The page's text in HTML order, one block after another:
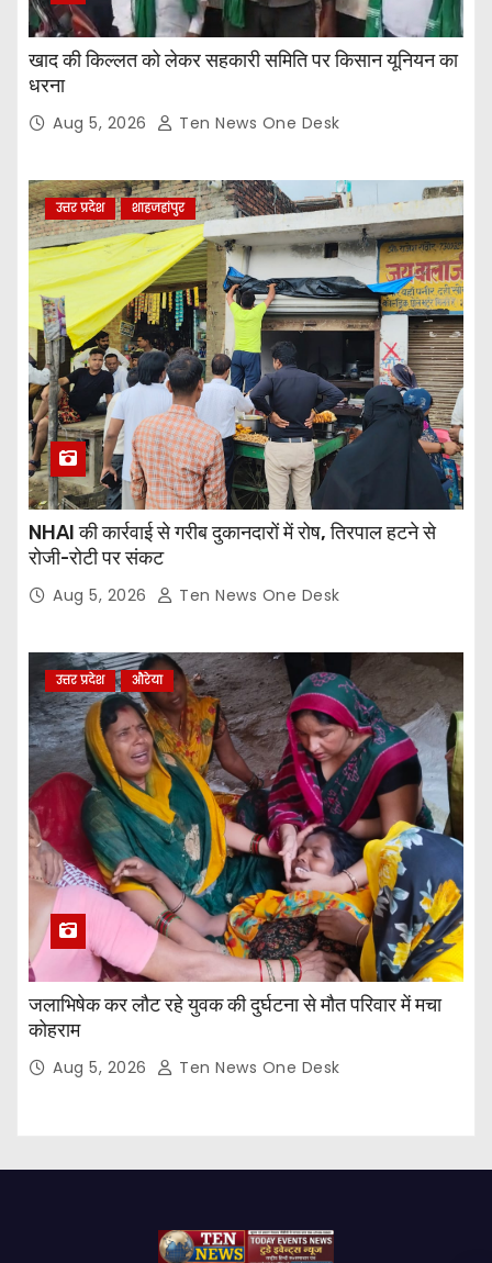
खाद की किल्लत को लेकर सहकारी समिति पर किसान यूनियन का
धरना
Aug 5, 2026 Ten News One Desk
उत्तर प्रदेश शाहजहांपुर
NHAI की कार्रवाई से गरीब दुकानदारों में रोष, तिरपाल हटने से
रोजी-रोटी पर संकट
Aug 5, 2026 Ten News One Desk
उत्तर प्रदेश औरेया
जलाभिषेक कर लौट रहे युवक की दुर्घटना से मौत परिवार में मचा
कोहराम
Aug 5, 2026 Ten News One Desk